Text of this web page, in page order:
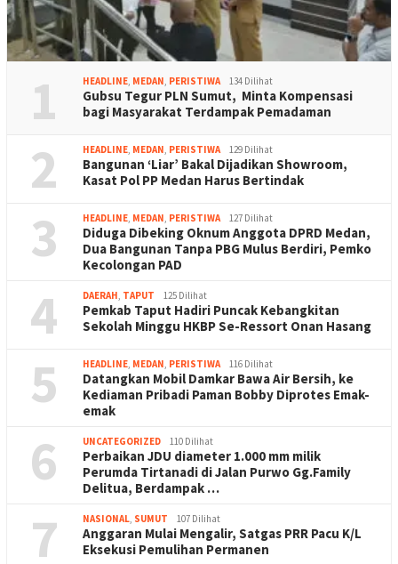
1 HEADLINE, MEDAN, PERISTIWA 134 Dilihat
Gubsu Tegur PLN Sumut, Minta Kompensasi
bagi Masyarakat Terdampak Pemadaman
2 HEADLINE, MEDAN, PERISTIWA 129 Dilihat
Bangunan ‘Liar’ Bakal Dijadikan Showroom,
Kasat Pol PP Medan Harus Bertindak
3 HEADLINE, MEDAN, PERISTIWA 127 Dilihat
Diduga Dibeking Oknum Anggota DPRD Medan,
Dua Bangunan Tanpa PBG Mulus Berdiri, Pemko
Kecolongan PAD
4 DAERAH, TAPUT 125 Dilihat
Pemkab Taput Hadiri Puncak Kebangkitan
Sekolah Minggu HKBP Se-Ressort Onan Hasang
5 HEADLINE, MEDAN, PERISTIWA 116 Dilihat
Datangkan Mobil Damkar Bawa Air Bersih, ke
Kediaman Pribadi Paman Bobby Diprotes Emak-
emak
6 UNCATEGORIZED 110 Dilihat
Perbaikan JDU diameter 1.000 mm milik
Perumda Tirtanadi di Jalan Purwo Gg.Family
Delitua, Berdampak …
7 NASIONAL, SUMUT 107 Dilihat
Anggaran Mulai Mengalir, Satgas PRR Pacu K/L
Eksekusi Pemulihan Permanen